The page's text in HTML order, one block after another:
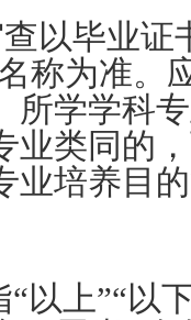
以毕业证
称为准。
所学学科
业类同的
业培养目
上”“以下